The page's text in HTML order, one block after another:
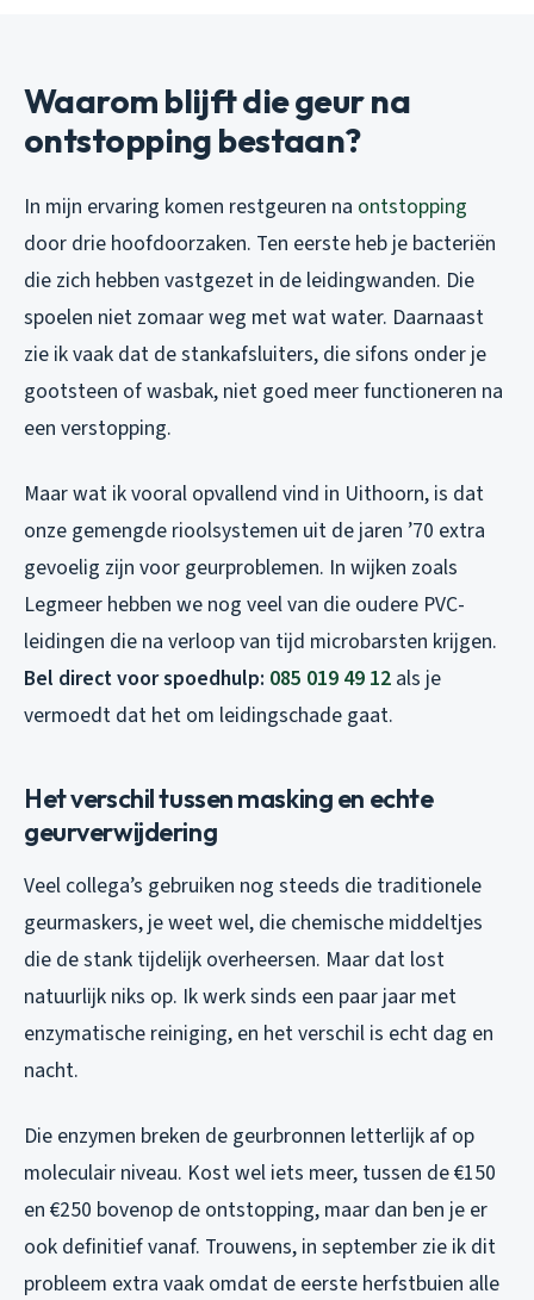
Waarom blijft die geur na
ontstopping bestaan?
In mijn ervaring komen restgeuren na ontstopping
door drie hoofdoorzaken. Ten eerste heb je bacteriën
die zich hebben vastgezet in de leidingwanden. Die
spoelen niet zomaar weg met wat water. Daarnaast
zie ik vaak dat de stankafsluiters, die sifons onder je
gootsteen of wasbak, niet goed meer functioneren na
een verstopping.
Maar wat ik vooral opvallend vind in Uithoorn, is dat
onze gemengde rioolsystemen uit de jaren ’70 extra
gevoelig zijn voor geurproblemen. In wijken zoals
Legmeer hebben we nog veel van die oudere PVC-
leidingen die na verloop van tijd microbarsten krijgen.
Bel direct voor spoedhulp: 085 019 49 12 als je
vermoedt dat het om leidingschade gaat.
Het verschil tussen masking en echte
geurverwijdering
Veel collega’s gebruiken nog steeds die traditionele
geurmaskers, je weet wel, die chemische middeltjes
die de stank tijdelijk overheersen. Maar dat lost
natuurlijk niks op. Ik werk sinds een paar jaar met
enzymatische reiniging, en het verschil is echt dag en
nacht.
Die enzymen breken de geurbronnen letterlijk af op
moleculair niveau. Kost wel iets meer, tussen de €150
en €250 bovenop de ontstopping, maar dan ben je er
ook definitief vanaf. Trouwens, in september zie ik dit
probleem extra vaak omdat de eerste herfstbuien alle